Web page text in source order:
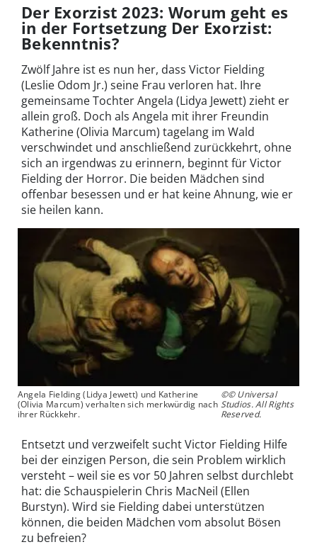
Der Exorzist 2023: Worum geht es
in der Fortsetzung Der Exorzist:
Bekenntnis?
Zwölf Jahre ist es nun her, dass Victor Fielding
(Leslie Odom Jr.) seine Frau verloren hat. Ihre
gemeinsame Tochter Angela (Lidya Jewett) zieht er
allein groß. Doch als Angela mit ihrer Freundin
Katherine (Olivia Marcum) tagelang im Wald
verschwindet und anschließend zurückkehrt, ohne
sich an irgendwas zu erinnern, beginnt für Victor
Fielding der Horror. Die beiden Mädchen sind
offenbar besessen und er hat keine Ahnung, wie er
sie heilen kann.
Angela Fielding (Lidya Jewett) und Katherine
(Olivia Marcum) verhalten sich merkwürdig nach
ihrer Rückkehr.
©© Universal
Studios. All Rights
Reserved.
Entsetzt und verzweifelt sucht Victor Fielding Hilfe
bei der einzigen Person, die sein Problem wirklich
versteht – weil sie es vor 50 Jahren selbst durchlebt
hat: die Schauspielerin Chris MacNeil (Ellen
Burstyn). Wird sie Fielding dabei unterstützen
können, die beiden Mädchen vom absolut Bösen
zu befreien?